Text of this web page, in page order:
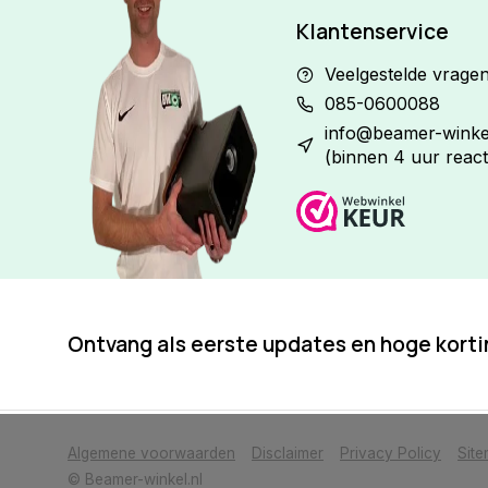
Klantenservice
Veelgestelde
085-0600088
info@beamer-
(binnen 4 uur
Ontvang als eerste updates en hoge
Algemene voorwaarden Disclaimer Privacy Policy
© Beamer-winkel.nl
            Wij slaan cookies op om onze website te verbeteren. Is dat akkoord?